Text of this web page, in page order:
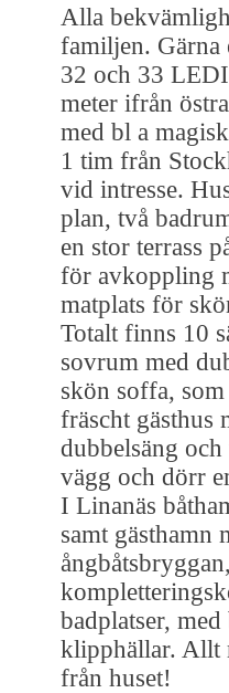
Alla
familjen. Gärna
32 och 33
meter ifrån
med bl a
1 tim från
vid intresse.
plan, två
en stor terrass
för avkoppling
matplats för
Totalt finns 10
sovrum med
skön soffa,
fräscht gästhus
dubbelsäng
vägg och dörr
I Linanäs
samt gästhamn
badplatser, med
klipphällar. Allt
från huset!